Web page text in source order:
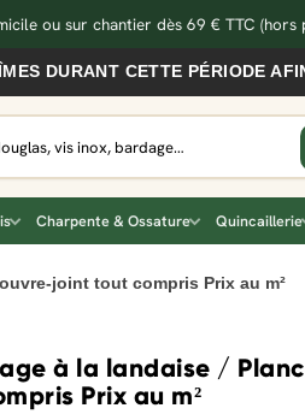
ou sur chantier dès 69 € TTC (hors
CETTE PÉRIODE AFIN DE
Charpente & Ossature Quincaillerie
joint tout compris Prix au m²
à la landaise /
Prix au m²